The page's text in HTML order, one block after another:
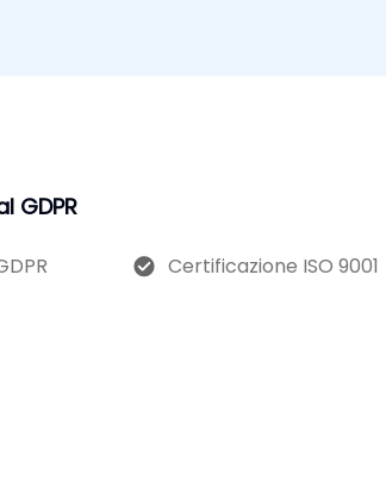
GDPR
Certificazione ISO 9001